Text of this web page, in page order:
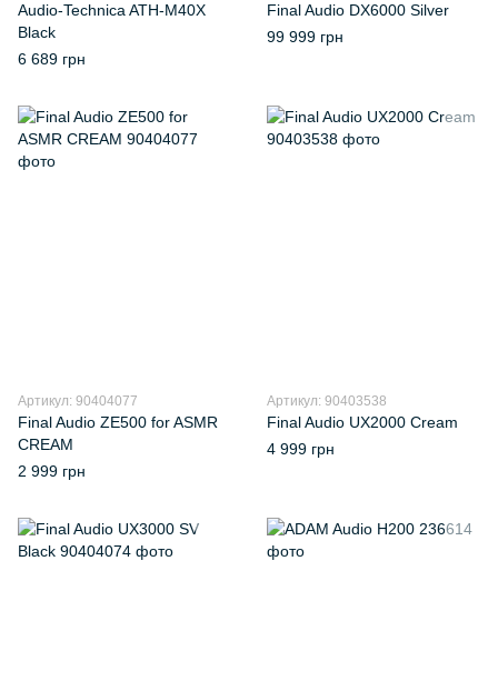
Audio-Technica ATH-M40X
Black
6 689 грн
Final Audio DX6000 Silver
99 999 грн
Артикул: 90404077
Final Audio ZE500 for ASMR
CREAM
2 999 грн
Артикул: 90403538
Final Audio UX2000 Cream
4 999 грн